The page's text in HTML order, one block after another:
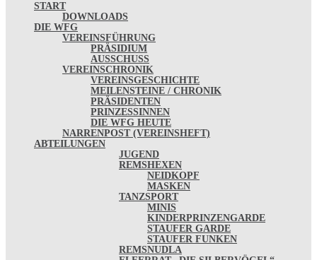
START
DOWNLOADS
DIE WFG
VEREINSFÜHRUNG
PRÄSIDIUM
AUSSCHUSS
VEREINSCHRONIK
VEREINSGESCHICHTE
MEILENSTEINE / CHRONIK
PRÄSIDENTEN
PRINZESSINNEN
DIE WFG HEUTE
NARRENPOST (VEREINSHEFT)
ABTEILUNGEN
JUGEND
REMSHEXEN
NEIDKOPF
MASKEN
TANZSPORT
MINIS
KINDERPRINZENGARDE
STAUFER GARDE
STAUFER FUNKEN
REMSNUDLA